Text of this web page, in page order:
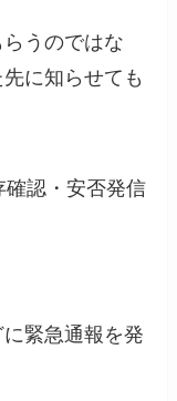
うのではな
に知らせても
確認・安否発信
緊急通報を発